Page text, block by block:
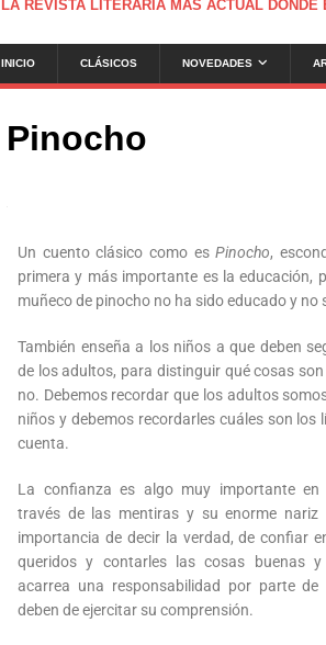
LA REVISTA LITERARIA MÁS ACTUAL
INICIO CLÁSICOS NOVEDADES
Pinocho
Un cuento clásico como esPinocho,
primera y más importante es la educación,
muñeco de pinocho no ha sido educado y
También enseña a los niños a que deben
de los adultos, para distinguir qué cosas
no. Debemos recordar que los adultos
niños y debemos recordarles cuáles son los
cuenta.
La confianza es algo muy importante en
través de las mentiras y su enorme nariz
importancia de decir la verdad, de confiar
queridos y contarles las cosas buenas
acarrea una responsabilidad por parte
deben de ejercitar su comprensión.